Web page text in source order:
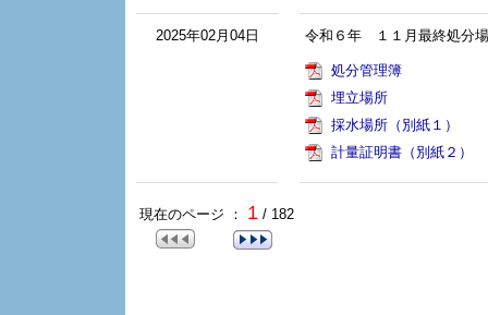
2025年02月04日 令和６年 １１月最終処分
処分管理簿
埋立場所
採水場所（別紙１）
計量証明書（別紙２）
現在のページ ： 1 / 182